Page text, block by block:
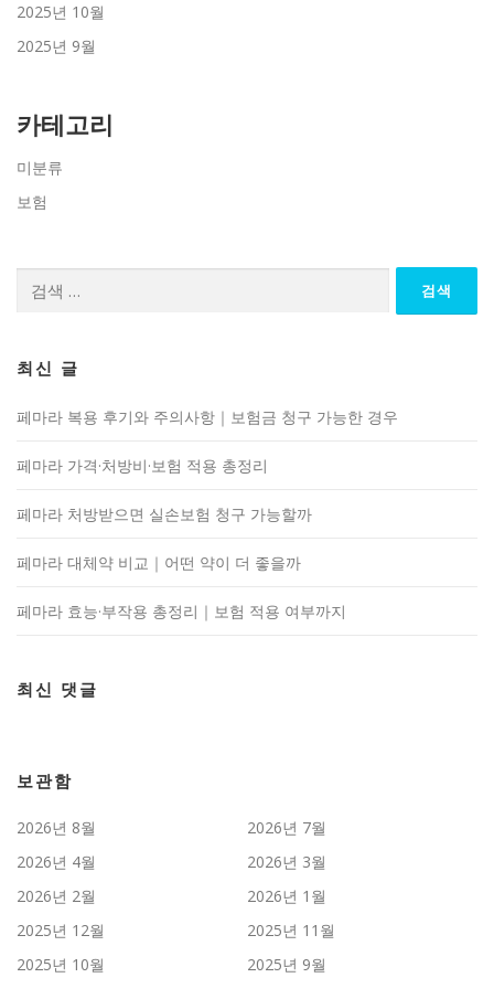
2025년 10월
2025년 9월
카테고리
미분류
보험
최신 글
페마라 복용 후기와 주의사항｜보험금 청구 가능한 경우
페마라 가격·처방비·보험 적용 총정리
페마라 처방받으면 실손보험 청구 가능할까
페마라 대체약 비교｜어떤 약이 더 좋을까
페마라 효능·부작용 총정리｜보험 적용 여부까지
최신 댓글
보관함
2026년 8월
2026년 7월
2026년 4월
2026년 3월
2026년 2월
2026년 1월
2025년 12월
2025년 11월
2025년 10월
2025년 9월